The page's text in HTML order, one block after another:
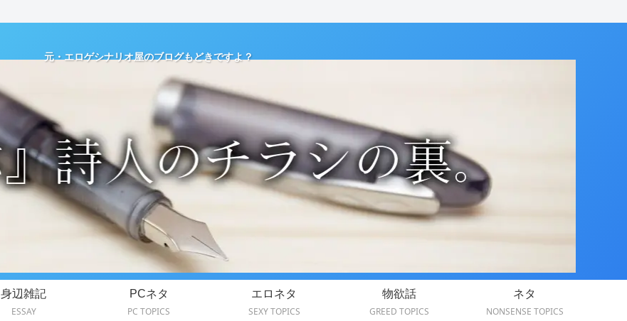
元・エロゲシナリオ屋のブログもどきですよ？
身辺雑記
ESSAY
PCネタ
PC TOPICS
エロネタ
SEXY TOPICS
物欲話
GREED TOPICS
ネタ
NONSENSE TOPICS